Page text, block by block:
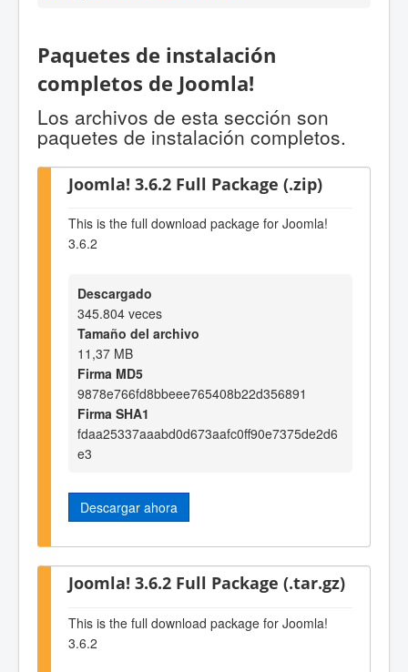
Paquetes de instalación
completos de Joomla!
Los archivos de esta sección son
paquetes de instalación completos.
Joomla! 3.6.2 Full Package (.zip)
This is the full download package for Joomla!
3.6.2
Descargado
345.804 veces
Tamaño del archivo
11,37 MB
Firma MD5
9878e766fd8bbeee765408b22d356891
Firma SHA1
fdaa25337aaabd0d673aafc0ff90e7375de2d6
e3
Descargar ahora
Joomla! 3.6.2 Full Package (.tar.gz)
This is the full download package for Joomla!
3.6.2